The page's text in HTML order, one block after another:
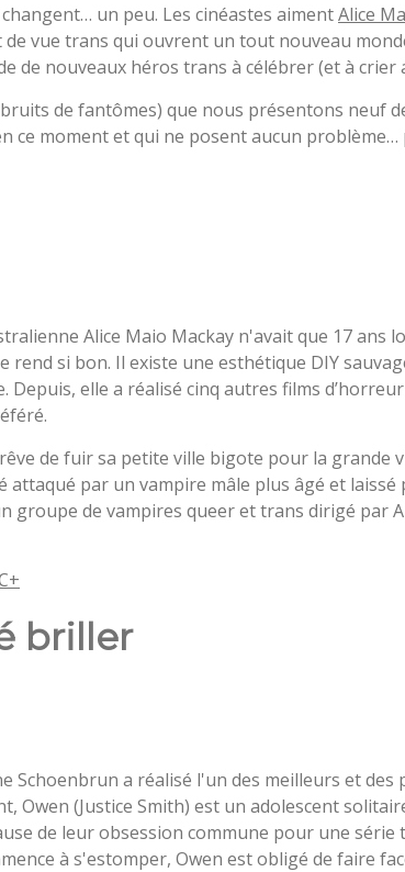
un peu. Les cinéastes aimentAlice
de vue trans qui ouvrent un tout nouveau
de nouveaux héros trans à célébrer (et à crier
de fantômes) que nous présentons neuf
ce moment et qui ne posent aucun
Alice Maio Mackay n'avait que 17 ans
rend si bon. Il existe une esthétique DIY
Depuis, elle a réalisé cinq autres films
de fuir sa petite ville bigote pour la grande
attaqué par un vampire mâle plus âgé et
groupe de vampires queer et trans dirigé par
briller
Schoenbrun a réalisé l'un des meilleurs et
Owen (Justice Smith) est un adolescent
de leur obsession commune pour une série
à s'estomper, Owen est obligé de faire